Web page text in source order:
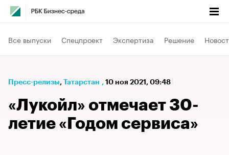
Все выпуски Спецпроект Экспертиза Решение
Пресс-релизы⁠, Татарстан , 10 ноя 2021, 09:48
«Лукойл» отмечает 30-
летие «Годом сервиса»